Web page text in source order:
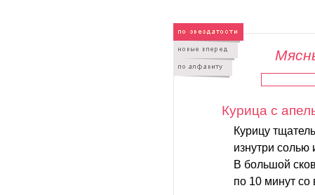
Курица с
Курицу
изнутри
В большой
по 10 минут со